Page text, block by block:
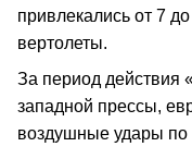
привлекались от 7
вертолеты.
За период действия
западной прессы,
воздушные удары по